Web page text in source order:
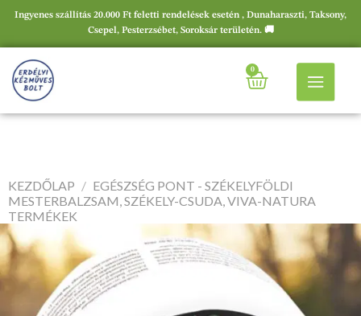
Ingyenes szállítás 20.000 Ft feletti rendelések esetén , Dunaharaszti, Taksony,
Csepel, Pesterzsébet, Soroksár területén. 🚚
0
KEZDŐLAP / EGÉSZSÉG PONT - SZÉKELYFÖLDI
MESTERBALZSAM, SZÉKELY-CSUDA, VIVA-NATURA
TERMÉKEK